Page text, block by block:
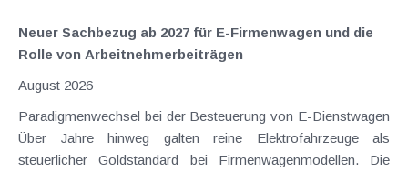
Neuer Sachbezug ab 2027 für E-Firmenwagen und die
Rolle von Arbeitnehmer​­beiträgen
August 2026
Paradigmenwechsel bei der Besteuerung von E-Dienstwagen
Über Jahre hinweg galten reine Elektrofahrzeuge als
steuerlicher Goldstandard bei Firmenwagenmodellen. Die